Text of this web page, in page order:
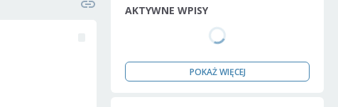
AKTYWNE WPISY
POKAŻ WIĘCEJ